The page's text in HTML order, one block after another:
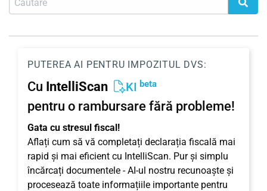
PUTEREA AI PENTRU IMPOZITUL DVS:
Cu IntelliScan KI beta
pentru o rambursare fără probleme!
Gata cu stresul fiscal!
Aflați cum să vă completați declarația fiscală mai
rapid și mai eficient cu IntelliScan. Pur și simplu
încărcați documentele - AI-ul nostru recunoaște și
procesează toate informațiile importante pentru